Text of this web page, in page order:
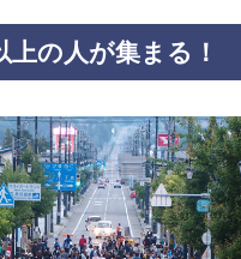
上の人が集まる！